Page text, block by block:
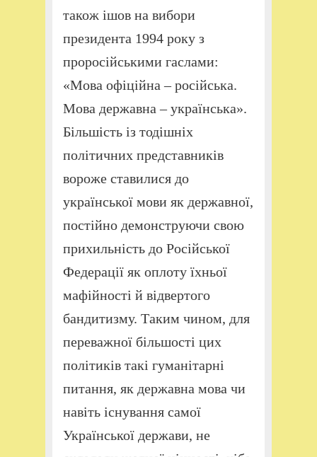
також ішов на вибори
президента 1994 року з
проросійськими гаслами:
«Мова офіційна – російська.
Мова державна – українська».
Більшість із тодішніх
політичних представників
вороже ставилися до
української мови як державної,
постійно демонструючи свою
прихильність до Російської
Федерації як оплоту їхньої
мафійності й відвертого
бандитизму. Таким чином, для
переважної більшості цих
політиків такі гуманітарні
питання, як державна мова чи
навіть існування самої
Української держави, не